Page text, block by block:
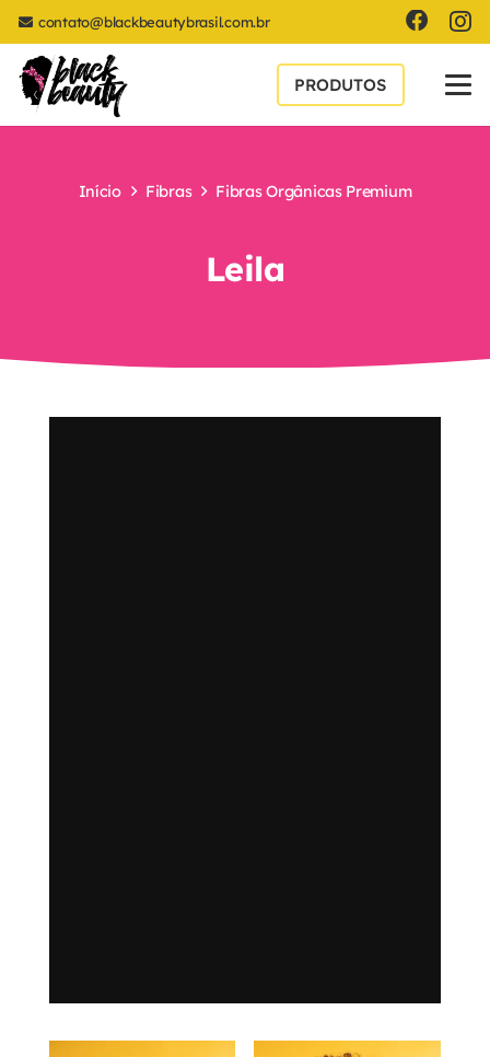
contato@blackbeautybrasil.com.br
PRODUTOS
Início Fibras Fibras Orgânicas Premium
Leila